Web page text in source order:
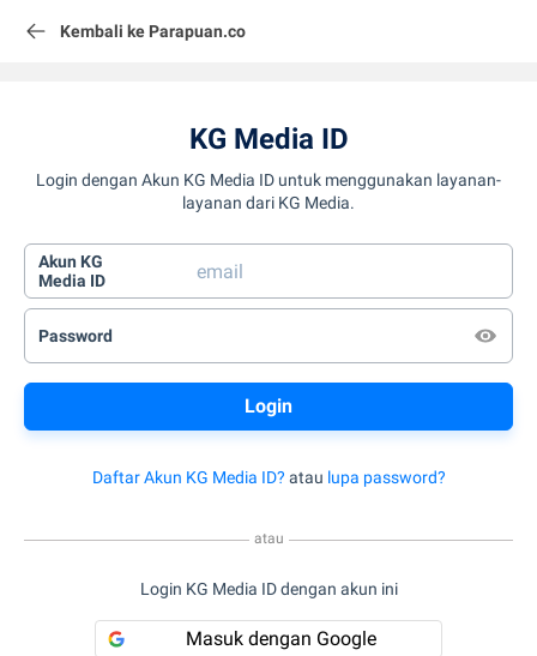
Kembali ke Parapuan.co
KG Media ID
Login dengan Akun KG Media ID untuk menggunakan layanan-
layanan dari KG Media.
Akun KG
Media ID
Password
Daftar Akun KG Media ID? atau lupa password?
atau
Login KG Media ID dengan akun ini
Masuk dengan Google